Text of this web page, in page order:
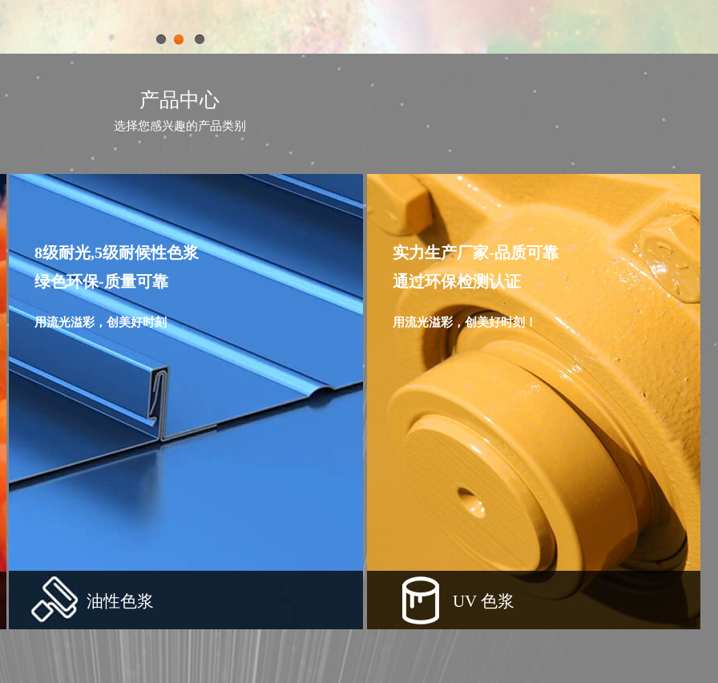
产品中心
选择您感兴趣的产品类别
8级耐光,5级耐候性色浆
绿色环保-质量可靠
用流光溢彩，创美好时刻
油性色浆
实力生产厂家-品质可靠
通过环保检测认证
用流光溢彩，创美好时刻！
UV 色浆